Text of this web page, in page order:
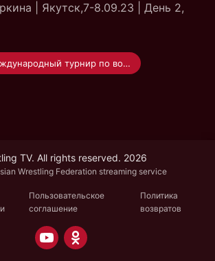
| Якутск,7-8.09.23 | День 2,
XIV международный турнир по вольной борьбе памяти Д.П. Коркина
TV. All rights reserved. 2026
Wrestling Federation streaming service
Пользовательское
соглашение
Политика
возвратов